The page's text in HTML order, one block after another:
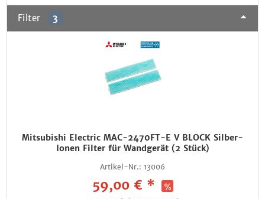
Filter 3
Mitsubishi Electric MAC-2470FT-E V BLOCK Silber-
Ionen Filter für Wandgerät (2 Stück)
Artikel-Nr.: 13006
59,00 € *